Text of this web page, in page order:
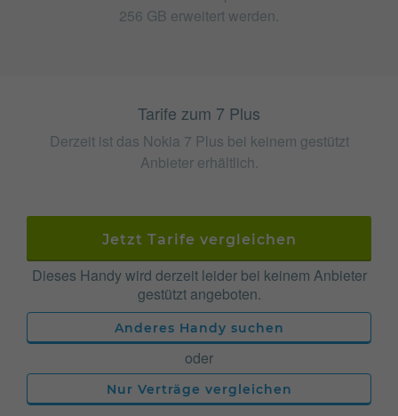
256 GB erweitert werden.
Tarife zum 7 Plus
Derzeit ist das Nokia 7 Plus bei keinem gestützt
Anbieter erhältlich.
Jetzt Tarife vergleichen
Dieses Handy wird derzeit leider bei keinem Anbieter
gestützt angeboten.
Anderes Handy suchen
oder
Nur Verträge vergleichen